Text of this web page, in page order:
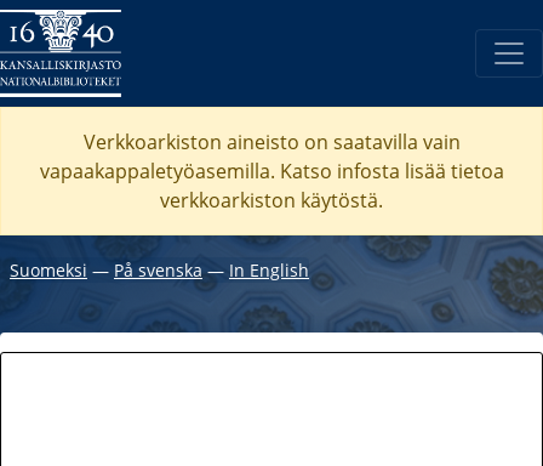
Verkkoarkiston aineisto on saatavilla vain
vapaakappaletyöasemilla. Katso infosta lisää tietoa
verkkoarkiston käytöstä.
Suomeksi ― På svenska― In English